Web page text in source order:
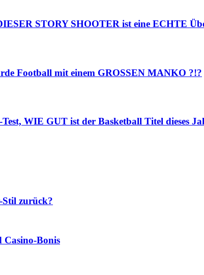
STORY SHOOTER ist eine ECHTE
Football mit einem GROSSEN MANKO ?!?
WIE GUT ist der Basketball Titel dieses
zurück?